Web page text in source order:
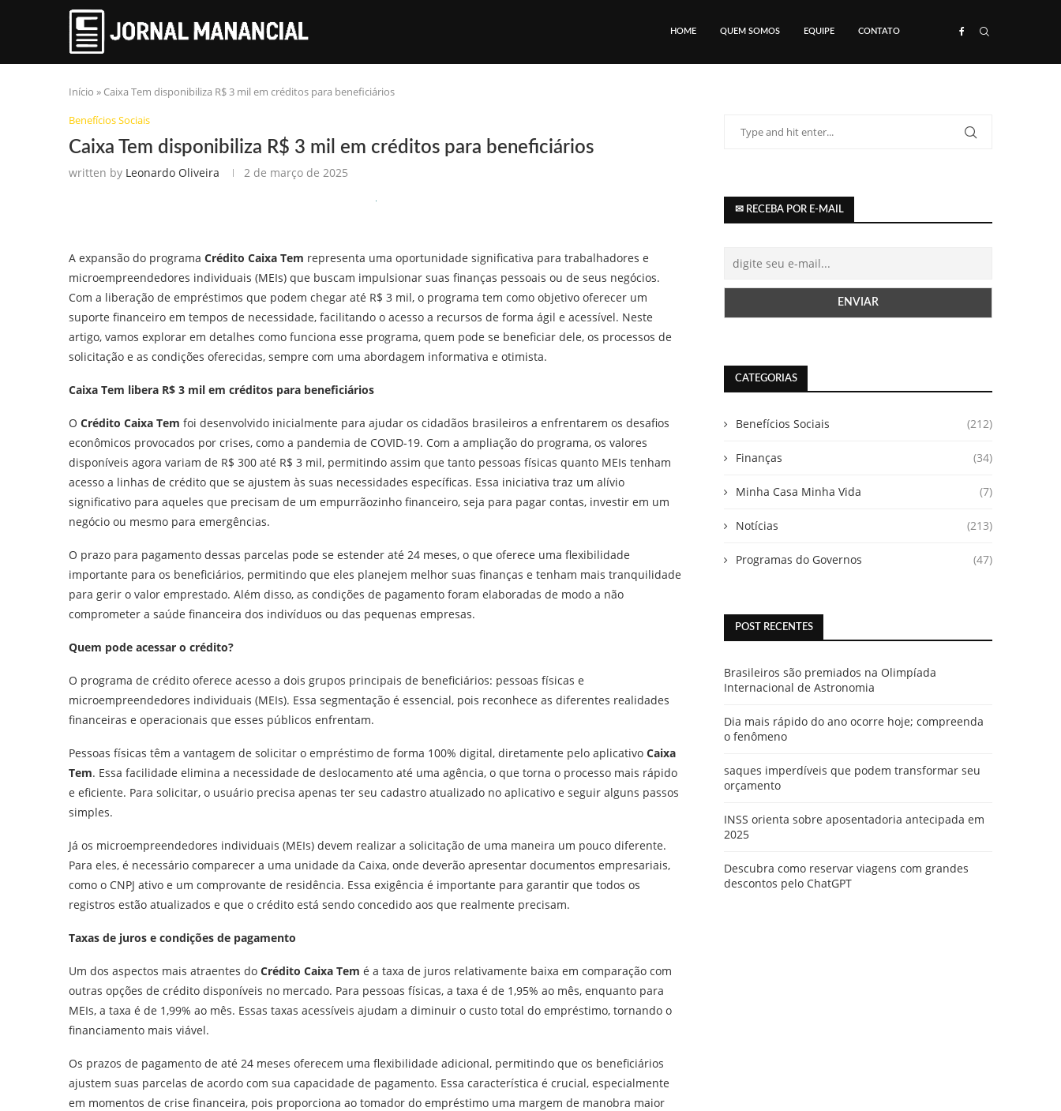
HOME QUEM SOMOS EQUIPE CONTATO
Início » Caixa Tem disponibiliza R$ 3 mil em créditos para beneficiários
Benefícios Sociais
Caixa Tem disponibiliza R$ 3 mil em créditos para beneficiários
written by Leonardo Oliveira 2 de março de 2025
A expansão do programa Crédito Caixa Tem representa uma oportunidade significativa para trabalhadores e
microempreendedores individuais (MEIs) que buscam impulsionar suas finanças pessoais ou de seus negócios.
Com a liberação de empréstimos que podem chegar até R$ 3 mil, o programa tem como objetivo oferecer um
suporte financeiro em tempos de necessidade, facilitando o acesso a recursos de forma ágil e acessível. Neste
artigo, vamos explorar em detalhes como funciona esse programa, quem pode se beneficiar dele, os processos de
solicitação e as condições oferecidas, sempre com uma abordagem informativa e otimista.
Caixa Tem libera R$ 3 mil em créditos para beneficiários
O Crédito Caixa Tem foi desenvolvido inicialmente para ajudar os cidadãos brasileiros a enfrentarem os desafios
econômicos provocados por crises, como a pandemia de COVID-19. Com a ampliação do programa, os valores
disponíveis agora variam de R$ 300 até R$ 3 mil, permitindo assim que tanto pessoas físicas quanto MEIs tenham
acesso a linhas de crédito que se ajustem às suas necessidades específicas. Essa iniciativa traz um alívio
significativo para aqueles que precisam de um empurrãozinho financeiro, seja para pagar contas, investir em um
negócio ou mesmo para emergências.
O prazo para pagamento dessas parcelas pode se estender até 24 meses, o que oferece uma flexibilidade
importante para os beneficiários, permitindo que eles planejem melhor suas finanças e tenham mais tranquilidade
para gerir o valor emprestado. Além disso, as condições de pagamento foram elaboradas de modo a não
comprometer a saúde financeira dos indivíduos ou das pequenas empresas.
Quem pode acessar o crédito?
O programa de crédito oferece acesso a dois grupos principais de beneficiários: pessoas físicas e
microempreendedores individuais (MEIs). Essa segmentação é essencial, pois reconhece as diferentes realidades
financeiras e operacionais que esses públicos enfrentam.
Pessoas físicas têm a vantagem de solicitar o empréstimo de forma 100% digital, diretamente pelo aplicativo Caixa
Tem. Essa facilidade elimina a necessidade de deslocamento até uma agência, o que torna o processo mais rápido
e eficiente. Para solicitar, o usuário precisa apenas ter seu cadastro atualizado no aplicativo e seguir alguns passos
simples.
Já os microempreendedores individuais (MEIs) devem realizar a solicitação de uma maneira um pouco diferente.
Para eles, é necessário comparecer a uma unidade da Caixa, onde deverão apresentar documentos empresariais,
como o CNPJ ativo e um comprovante de residência. Essa exigência é importante para garantir que todos os
registros estão atualizados e que o crédito está sendo concedido aos que realmente precisam.
Taxas de juros e condições de pagamento
Um dos aspectos mais atraentes do Crédito Caixa Tem é a taxa de juros relativamente baixa em comparação com
outras opções de crédito disponíveis no mercado. Para pessoas físicas, a taxa é de 1,95% ao mês, enquanto para
MEIs, a taxa é de 1,99% ao mês. Essas taxas acessíveis ajudam a diminuir o custo total do empréstimo, tornando o
financiamento mais viável.
Os prazos de pagamento de até 24 meses oferecem uma flexibilidade adicional, permitindo que os beneficiários
ajustem suas parcelas de acordo com sua capacidade de pagamento. Essa característica é crucial, especialmente
em momentos de crise financeira, pois proporciona ao tomador do empréstimo uma margem de manobra maior
✉ RECEBA POR E-MAIL
CATEGORIAS
Benefícios Sociais (212)
Finanças (34)
Minha Casa Minha Vida (7)
Notícias (213)
Programas do Governos (47)
POST RECENTES
Brasileiros são premiados na Olimpíada
Internacional de Astronomia
Dia mais rápido do ano ocorre hoje; compreenda
o fenômeno
saques imperdíveis que podem transformar seu
orçamento
INSS orienta sobre aposentadoria antecipada em
2025
Descubra como reservar viagens com grandes
descontos pelo ChatGPT